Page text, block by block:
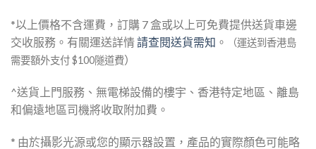
was:
$623.00.
is:
$397.00.
*以上價格不含運費，訂購 7 盒或以上可免費提供送貨車邊
交收服務。有關運送詳情請查閱送貨需知 。
（運送到香港島
需要額外支付 $100隧道費）
^送貨上門服務、無電梯設備的樓宇、香港特定地區、離島
和偏遠地區司機將收取附加費。
* 由於攝影光源或您的顯示器設置，產品的實際顏色可能略